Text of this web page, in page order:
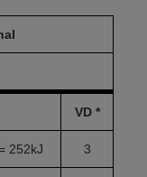
VD *
252kJ 3